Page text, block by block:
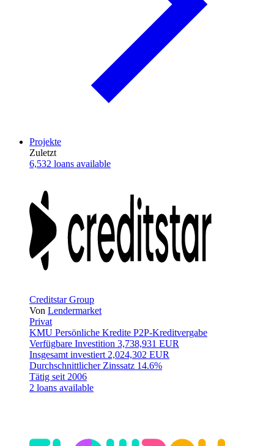
Projekte
Zuletzt
6,532 loans available
Creditstar Group
Von Lendermarket
Privat
KMU Persönliche Kredite P2P-Kreditvergabe
Verfügbare Investition 3,738,931 EUR
Insgesamt investiert 2,024,302 EUR
Durchschnittlicher Zinssatz 14.6%
Tätig seit 2006
2 loans available